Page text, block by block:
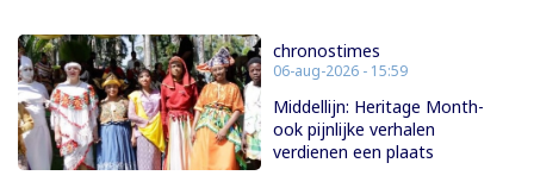
chronostimes
06-aug-2026 - 15:59
Middellijn: Heritage Month-
ook pijnlijke verhalen
verdienen een plaats